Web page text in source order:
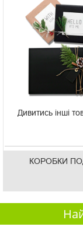
Дивитись інші
КОРОБКИ